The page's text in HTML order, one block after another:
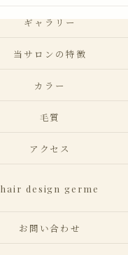
ギャラリー
当サロンの特徴
カラー
毛質
アクセス
hair design germe
お問い合わせ